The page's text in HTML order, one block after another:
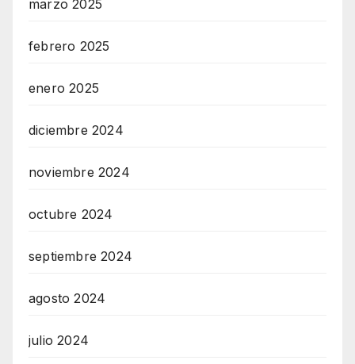
marzo 2025
febrero 2025
enero 2025
diciembre 2024
noviembre 2024
octubre 2024
septiembre 2024
agosto 2024
julio 2024